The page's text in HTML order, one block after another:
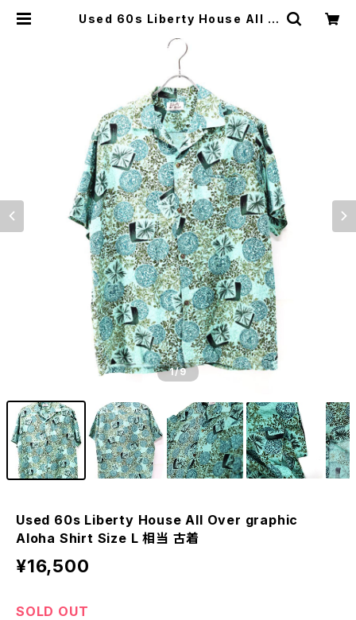
Used 60s Liberty House All O
相当 古着 | ear vintage&culture
store
1/9
Used 60s Liberty House All Over graphic
Aloha Shirt Size L 相当 古着
¥16,500
SOLD OUT